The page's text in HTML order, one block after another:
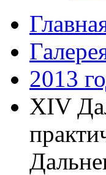
2013
XIV